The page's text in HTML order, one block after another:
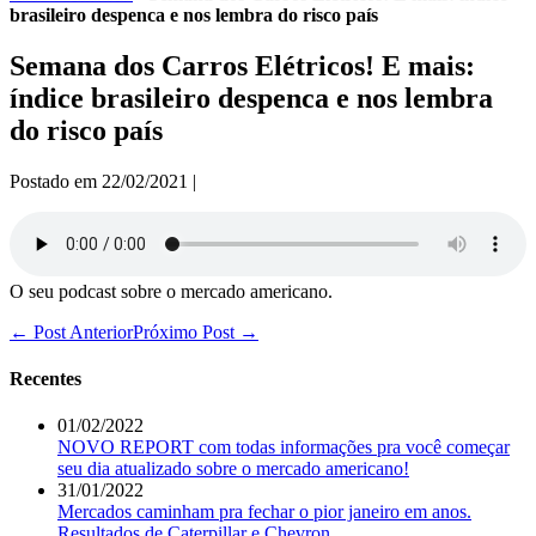
brasileiro despenca e nos lembra do risco país
Semana dos Carros Elétricos! E mais:
índice brasileiro despenca e nos lembra
do risco país
Postado em 22/02/2021 |
O seu podcast sobre o mercado americano.
Navegação
post
← Post AnteriorPróximo Post →
Recentes
01/02/2022
NOVO REPORT com todas informações pra você começar
seu dia atualizado sobre o mercado americano!
31/01/2022
Mercados caminham pra fechar o pior janeiro em anos.